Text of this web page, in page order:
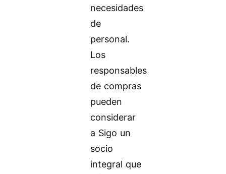
necesidades
de
personal.
Los
responsables
de compras
pueden
considerar
a Sigo un
socio
integral que